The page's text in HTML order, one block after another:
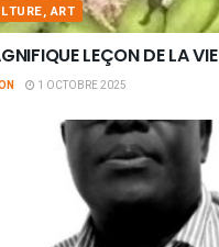
ART
LEÇON DE LA VIE
1 OCTOBRE 2025